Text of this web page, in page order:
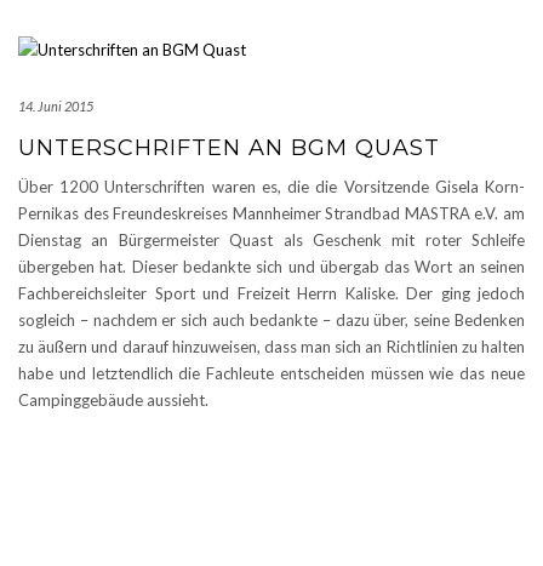
14. Juni 2015
UNTERSCHRIFTEN AN BGM QUAST
Über 1200 Unterschriften waren es, die die Vorsitzende Gisela Korn-
Pernikas des Freundeskreises Mannheimer Strandbad MASTRA e.V. am
Dienstag an Bürgermeister Quast als Geschenk mit roter Schleife
übergeben hat. Dieser bedankte sich und übergab das Wort an seinen
Fachbereichsleiter Sport und Freizeit Herrn Kaliske. Der ging jedoch
sogleich – nachdem er sich auch bedankte – dazu über, seine Bedenken
zu äußern und darauf hinzuweisen, dass man sich an Richtlinien zu halten
habe und letztendlich die Fachleute entscheiden müssen wie das neue
Campinggebäude aussieht.